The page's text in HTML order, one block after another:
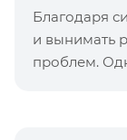
Благодаря
и вынимать
проблем.